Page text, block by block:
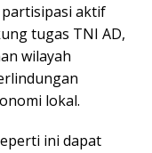
aktif
tugas TNI AD,
wilayah
lokal.
ini dapat